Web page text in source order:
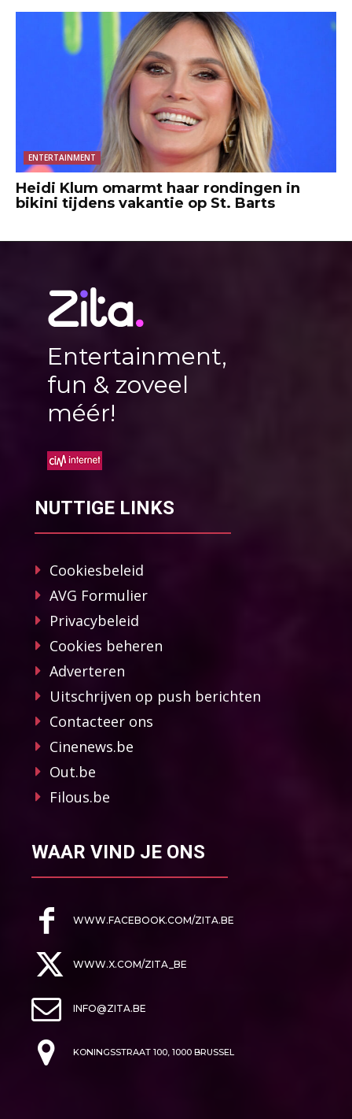
ENTERTAINMENT
Heidi Klum omarmt haar rondingen in
bikini tijdens vakantie op St. Barts
Entertainment,
fun & zoveel
méér!
NUTTIGE LINKS
Cookiesbeleid
AVG Formulier
Privacybeleid
Cookies beheren
Adverteren
Uitschrijven op push berichten
Contacteer ons
Cinenews.be
Out.be
Filous.be
WAAR VIND JE ONS
WWW.FACEBOOK.COM/ZITA.BE
WWW.X.COM/ZITA_BE
INFO@ZITA.BE
KONINGSSTRAAT 100, 1000 BRUSSEL